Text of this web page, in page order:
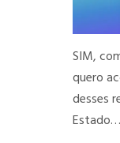
SIM,
quero
desses
Estado…